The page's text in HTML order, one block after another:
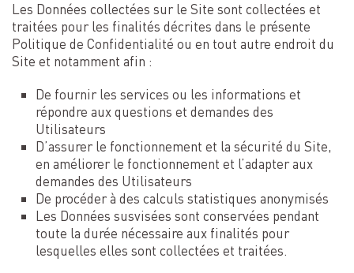
Les Données collectées sur le Site sont collectées et
traitées pour les finalités décrites dans le présente
Politique de Confidentialité ou en tout autre endroit du
Site et notamment afin :
De fournir les services ou les informations et
répondre aux questions et demandes des
Utilisateurs
D’assurer le fonctionnement et la sécurité du Site,
en améliorer le fonctionnement et l’adapter aux
demandes des Utilisateurs
De procéder à des calculs statistiques anonymisés
Les Données susvisées sont conservées pendant
toute la durée nécessaire aux finalités pour
lesquelles elles sont collectées et traitées.